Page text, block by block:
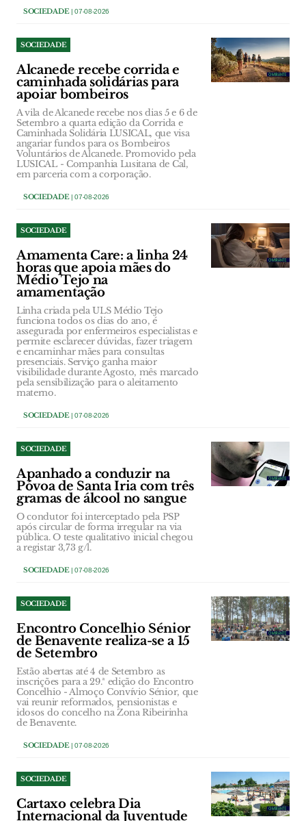
SOCIEDADE| 07-08-2026
SOCIEDADE
Alcanede recebe corrida e
caminhada solidárias para
apoiar bombeiros
A vila de Alcanede recebe nos dias 5 e 6 de
Setembro a quarta edição da Corrida e
Caminhada Solidária LUSICAL, que visa
angariar fundos para os Bombeiros
Voluntários de Alcanede. Promovido pela
LUSICAL - Companhia Lusitana de Cal,
em parceria com a corporação.
SOCIEDADE| 07-08-2026
SOCIEDADE
Amamenta Care: a linha 24
horas que apoia mães do
Médio Tejo na
amamentação
Linha criada pela ULS Médio Tejo
funciona todos os dias do ano, é
assegurada por enfermeiros especialistas e
permite esclarecer dúvidas, fazer triagem
e encaminhar mães para consultas
presenciais. Serviço ganha maior
visibilidade durante Agosto, mês marcado
pela sensibilização para o aleitamento
materno.
SOCIEDADE| 07-08-2026
SOCIEDADE
Apanhado a conduzir na
Póvoa de Santa Iria com três
gramas de álcool no sangue
O condutor foi interceptado pela PSP
após circular de forma irregular na via
pública. O teste qualitativo inicial chegou
a registar 3,73 g/l.
SOCIEDADE| 07-08-2026
SOCIEDADE
Encontro Concelhio Sénior
de Benavente realiza-se a 15
de Setembro
Estão abertas até 4 de Setembro as
inscrições para a 29.ª edição do Encontro
Concelhio - Almoço Convívio Sénior, que
vai reunir reformados, pensionistas e
idosos do concelho na Zona Ribeirinha
de Benavente.
SOCIEDADE| 07-08-2026
SOCIEDADE
Cartaxo celebra Dia
Internacional da Juventude